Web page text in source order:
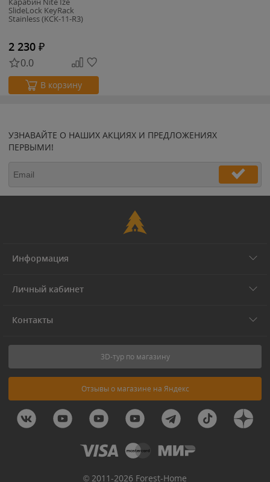
SlideLock KeyRack
Stainless (KCK-11-R3)
2 230 ₽
0.0
В корзину
УЗНАВАЙТЕ О НАШИХ АКЦИЯХ И ПРЕДЛОЖЕНИЯХ
ПЕРВЫМИ!
Информация
Личный кабинет
Контакты
3D-тур по магазину
Отзывы о магазине на Яндекс
© 2011-2026 Forest-Home